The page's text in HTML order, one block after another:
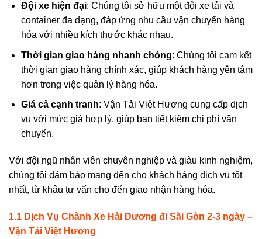
Đội xe hiện đại: Chúng tôi sở hữu một đội xe tải và
container đa dạng, đáp ứng nhu cầu vận chuyển hàng
hóa với nhiều kích thước khác nhau.
Thời gian giao hàng nhanh chóng: Chúng tôi cam kết
thời gian giao hàng chính xác, giúp khách hàng yên tâm
hơn trong việc quản lý hàng hóa.
Giá cả cạnh tranh: Vận Tải Việt Hương cung cấp dịch
vụ với mức giá hợp lý, giúp bạn tiết kiệm chi phí vận
chuyển.
Với đội ngũ nhân viên chuyên nghiệp và giàu kinh nghiệm,
chúng tôi đảm bảo mang đến cho khách hàng dịch vụ tốt
nhất, từ khâu tư vấn cho đến giao nhận hàng hóa.
1.1 Dịch Vụ Chành Xe Hải Dương đi Sài Gòn 2-3 ngày –
Vận Tải Việt Hương